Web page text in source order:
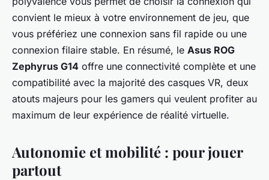
convient le mieux à votre environnement de jeu, que
vous préfériez une connexion sans fil rapide ou une
connexion filaire stable. En résumé, le Asus ROG
Zephyrus G14 offre une connectivité complète et une
compatibilité avec la majorité des casques VR, deux
atouts majeurs pour les gamers qui veulent profiter au
maximum de leur expérience de réalité virtuelle.
Autonomie et mobilité : pour jouer
partout